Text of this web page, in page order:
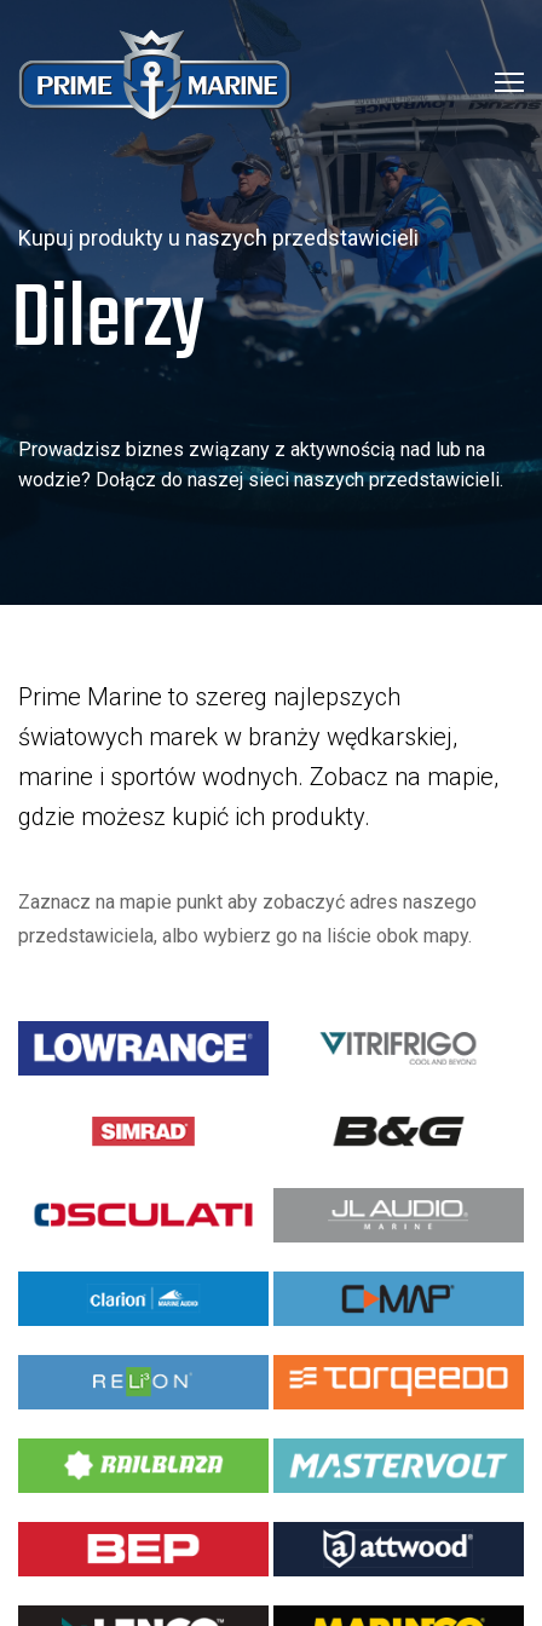
Kupuj produkty u naszych przedstawicieli
Dilerzy
Prowadzisz biznes związany z aktywnością nad lub na
wodzie? Dołącz do naszej sieci naszych przedstawicieli.
Prime Marine to szereg najlepszych
światowych marek w branży wędkarskiej,
marine i sportów wodnych. Zobacz na mapie,
gdzie możesz kupić ich produkty.
Zaznacz na mapie punkt aby zobaczyć adres naszego
przedstawiciela, albo wybierz go na liście obok mapy.